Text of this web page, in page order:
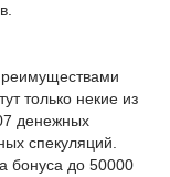
только некие из
денежных
спекуляций.
бонуса до 50000